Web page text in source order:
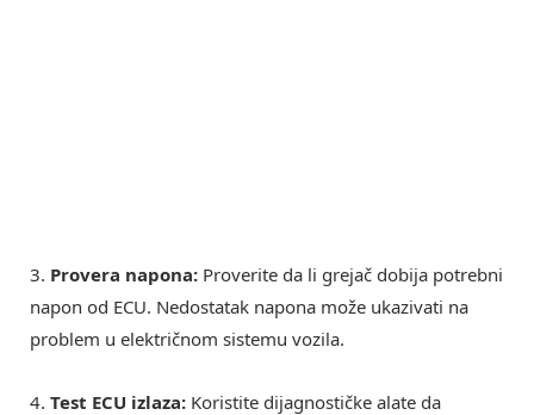
3. Provera napona: Proverite da li grejač dobija potrebni
napon od ECU. Nedostatak napona može ukazivati na
problem u električnom sistemu vozila.
4. Test ECU izlaza: Koristite dijagnostičke alate da